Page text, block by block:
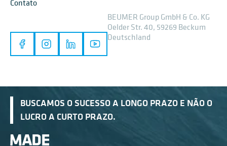
Contato
BEUMER Group GmbH & Co. KG
Oelder Str. 40, 59269 Beckum
Deutschland
BUSCAMOS O SUCESSO A LONGO PRAZO E NÃO O
LUCRO A CURTO PRAZO.